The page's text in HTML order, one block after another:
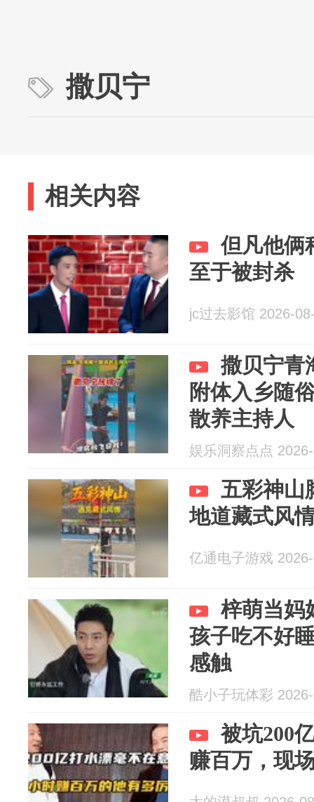
撒贝宁
相关内容
但凡他俩
至于被封杀
jc过去影馆 2026-
撒贝宁青
附体入乡随
散养主持人
娱乐洞察点点
五彩神山
地道藏式风
亿通电子游戏
梓萌当妈
孩子吃不好
感触
酷小子玩体彩
被坑200
赚百万，现